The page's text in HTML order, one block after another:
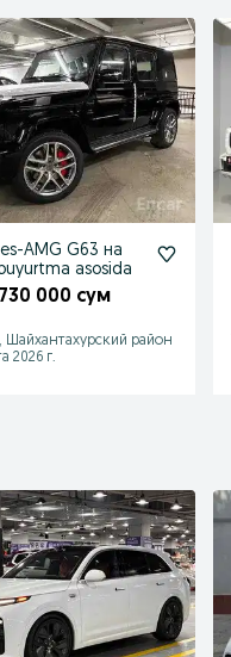
AMG G63 на
asosida
000 сум
Шайхантахурский район
2026 г.